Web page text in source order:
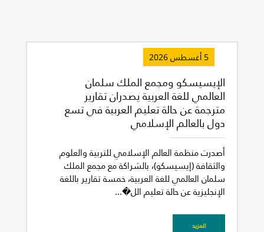
5 أغسطس 2026
الإيسيسكو ومجمع الملك سلمان
العالمي للغة العربية يصدران تقارير
مترجمة عن حالة تعليم العربية في تسع
دول بالعالم الإسلامي
أصدرت منظمة العالم الإسلامي للتربية والعلوم
والثقافة (إيسيسكو)، بالشراكة مع مجمع الملك
سلمان العالمي للغة العربية، خمسة تقارير باللغة
الإنجليزية عن حالة تعليم الل�...
المزيد